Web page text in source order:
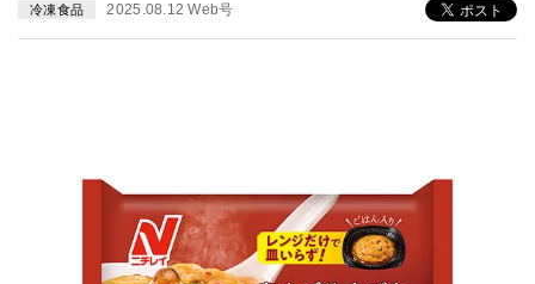
冷凍食品 2025.08.12 Web号